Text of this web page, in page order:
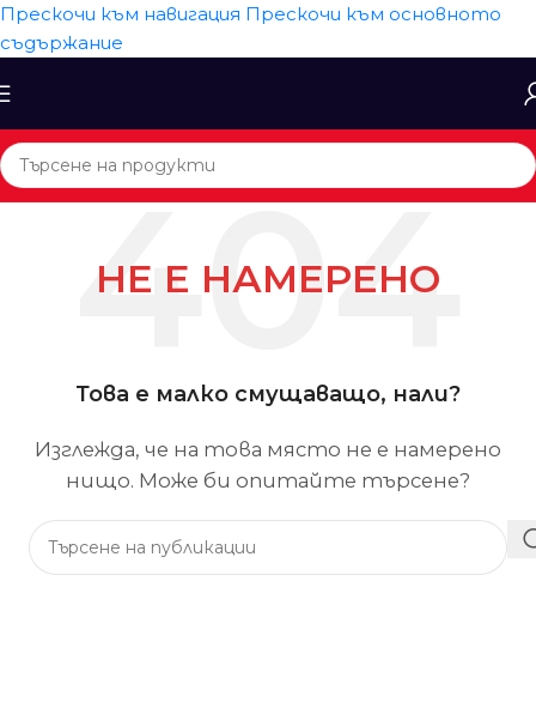
Прескочи към навигация Прескочи към основното
съдържание
НЕ Е НАМЕРЕНО
Това е малко смущаващо, нали?
Изглежда, че на това място не е намерено
нищо. Може би опитайте търсене?